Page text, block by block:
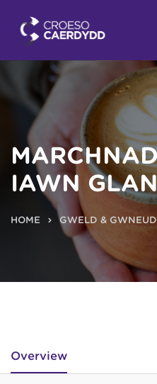
IAWN
HOME GWELD & GWNEUD
Overview